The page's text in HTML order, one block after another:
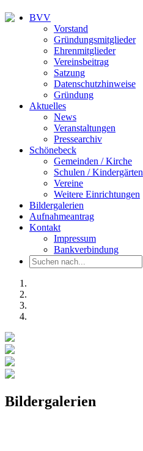
BVV
Vorstand
Gründungsmitglieder
Ehrenmitglieder
Vereinsbeitrag
Satzung
Datenschutzhinweise
Gründung
Aktuelles
News
Veranstaltungen
Pressearchiv
Schönebeck
Gemeinden / Kirche
Schulen / Kindergärten
Vereine
Weitere Einrichtungen
Bildergalerien
Aufnahmeantrag
Kontakt
Impressum
Bankverbindung
Bildergalerien